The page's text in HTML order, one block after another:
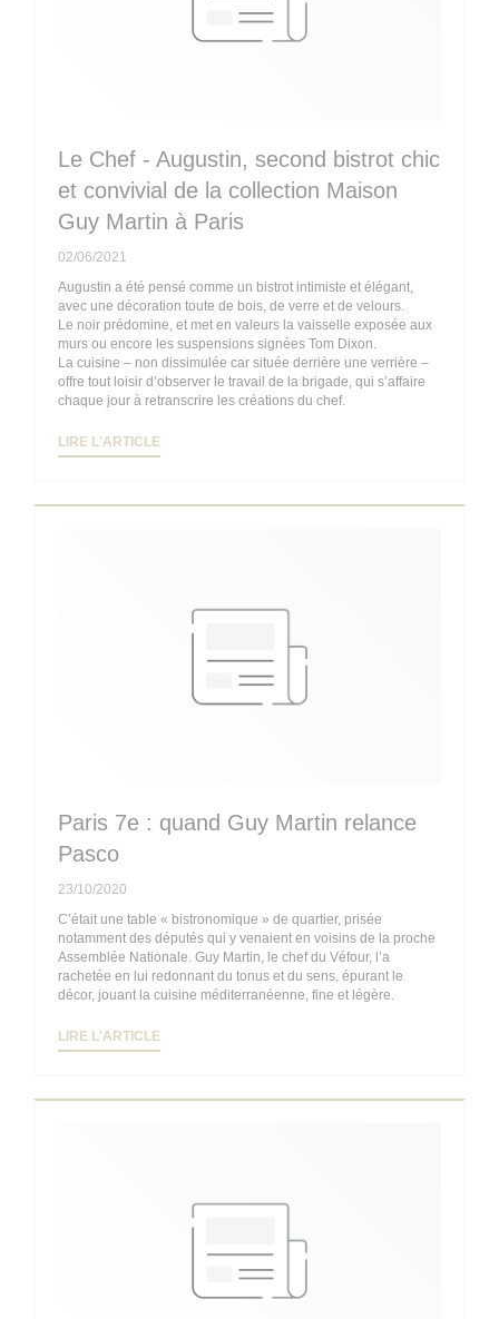
Le Chef - Augustin, second bistrot chic
et convivial de la collection Maison
Guy Martin à Paris
02/06/2021
Augustin a été pensé comme un bistrot intimiste et élégant,
avec une décoration toute de bois, de verre et de velours.
Le noir prédomine, et met en valeurs la vaisselle exposée aux
murs ou encore les suspensions signées Tom Dixon.
La cuisine – non dissimulée car située derrière une verrière –
offre tout loisir d’observer le travail de la brigade, qui s’affaire
chaque jour à retranscrire les créations du chef.
LIRE L'ARTICLE
Paris 7e : quand Guy Martin relance
Pasco
23/10/2020
C’était une table « bistronomique » de quartier, prisée
notamment des députés qui y venaient en voisins de la proche
Assemblée Nationale. Guy Martin, le chef du Véfour, l’a
rachetée en lui redonnant du tonus et du sens, épurant le
décor, jouant la cuisine méditerranéenne, fine et légère.
LIRE L'ARTICLE